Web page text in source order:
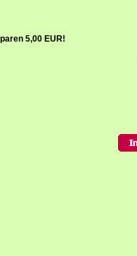
5,00 EUR!